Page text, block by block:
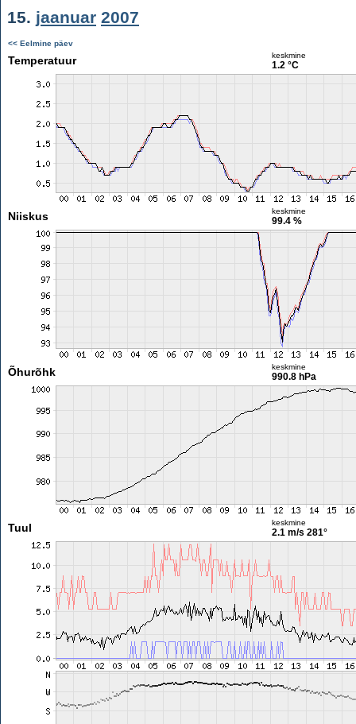
15. jaanuar 2007
<< Eelmine päev
Temperatuur keskmine
1.2 °C
Niiskus keskmine
99.4 %
Õhurõhk keskmine
990.8 hPa
Tuul keskmine
2.1 m/s 281°